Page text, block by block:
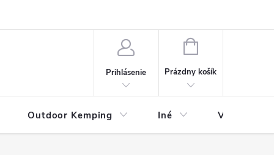
Prihlásenie
NÁKUPNÝ
Prázdny košík
Outdoor Kemping Iné Veľkostná